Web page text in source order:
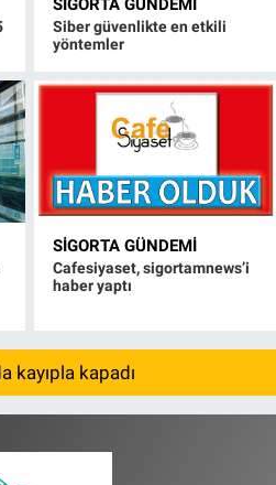
Siber güvenlikte en etkili
yöntemler
SIGORTA GÜNDEMI
Cafesiyaset, sigortamnews’i
haber yaptı
kayıpla kapadı